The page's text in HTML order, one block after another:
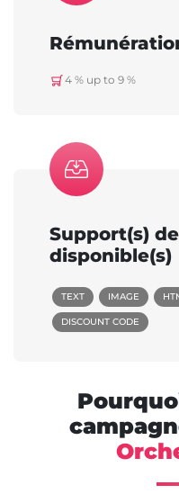
4 % up to 9 %
Support(s)
disponible(s)
TEXT IMAGE
DISCOUNT CODE